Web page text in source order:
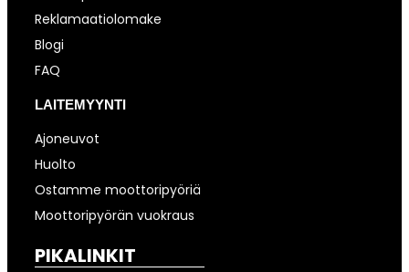
Reklamaatiolomake
Blogi
FAQ
LAITEMYYNTI
Ajoneuvot
Huolto
Ostamme moottoripyöriä
Moottoripyörän vuokraus
PIKALINKIT